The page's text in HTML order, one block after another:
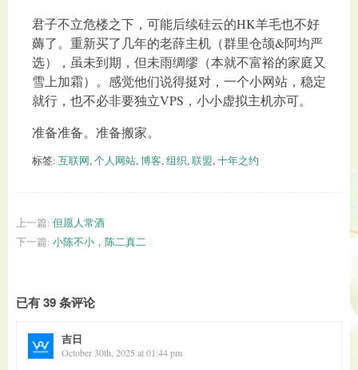
君子不立危楼之下，可能后续硅云的HK羊毛也不好
薅了。重新买了几年的老薛主机（群里仓颉&阿均严
选），虽未到期，但未雨绸缪（本就不富裕的家庭又
雪上加霜）。感觉他们说得挺对，一个小网站，稳定
就行，也不必非要独立VPS，小小虚拟主机亦可。
准备准备。准备搬家。
标签: 互联网,个人网站,博客,组织,联盟,十年之约
上一篇: 但愿人常酒
下一篇: 小陈不小，陈二真二
已有 39 条评论
吉日
October 30th, 2025 at 01:44 pm